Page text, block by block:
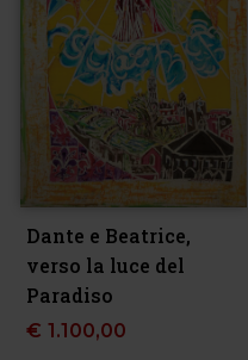
Dante e Beatrice,
verso la luce del
Paradiso
€ 1.100,00